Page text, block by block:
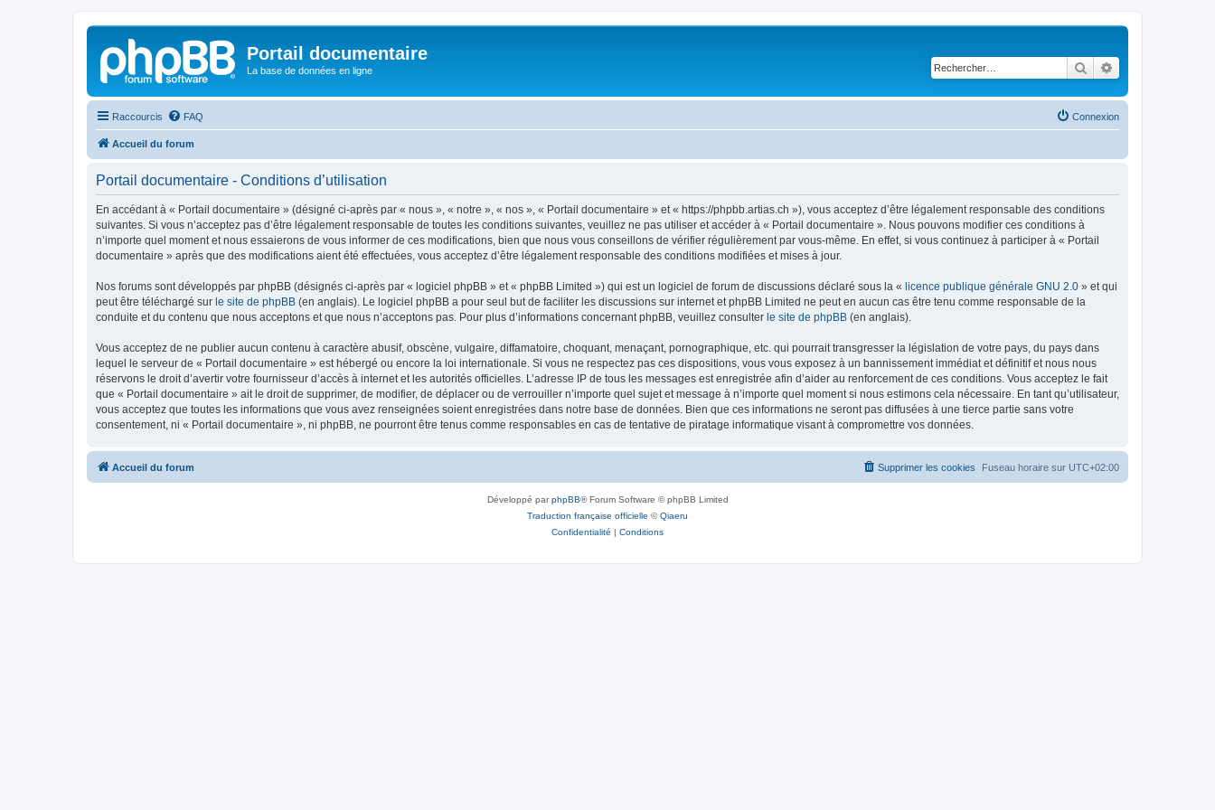
Portail documentaire
La base de données en ligne Rechercher
Raccourcis FAQ Connexion
Accueil du forum
Portail documentaire - Conditions d’utilisation
En accédant à « Portail documentaire » (désigné ci-après par « nous », « notre », « nos », « Portail documentaire » et « https://phpbb.artias.ch »), vous acceptez d’être légalement responsable des conditions
suivantes. Si vous n’acceptez pas d’être légalement responsable de toutes les conditions suivantes, veuillez ne pas utiliser et accéder à « Portail documentaire ». Nous pouvons modifier ces conditions à
n’importe quel moment et nous essaierons de vous informer de ces modifications, bien que nous vous conseillons de vérifier régulièrement par vous-même. En effet, si vous continuez à participer à « Portail
documentaire » après que des modifications aient été effectuées, vous acceptez d’être légalement responsable des conditions modifiées et mises à jour.
Nos forums sont développés par phpBB (désignés ci-après par « logiciel phpBB » et « phpBB Limited ») qui est un logiciel de forum de discussions déclaré sous la « licence publique générale GNU 2.0 » et qui
peut être téléchargé sur le site de phpBB (en anglais). Le logiciel phpBB a pour seul but de faciliter les discussions sur internet et phpBB Limited ne peut en aucun cas être tenu comme responsable de la
conduite et du contenu que nous acceptons et que nous n’acceptons pas. Pour plus d’informations concernant phpBB, veuillez consulter le site de phpBB (en anglais).
Vous acceptez de ne publier aucun contenu à caractère abusif, obscène, vulgaire, diffamatoire, choquant, menaçant, pornographique, etc. qui pourrait transgresser la législation de votre pays, du pays dans
lequel le serveur de « Portail documentaire » est hébergé ou encore la loi internationale. Si vous ne respectez pas ces dispositions, vous vous exposez à un bannissement immédiat et définitif et nous nous
réservons le droit d’avertir votre fournisseur d’accès à internet et les autorités officielles. L’adresse IP de tous les messages est enregistrée afin d’aider au renforcement de ces conditions. Vous acceptez le fait
que « Portail documentaire » ait le droit de supprimer, de modifier, de déplacer ou de verrouiller n’importe quel sujet et message à n’importe quel moment si nous estimons cela nécessaire. En tant qu’utilisateur,
vous acceptez que toutes les informations que vous avez renseignées soient enregistrées dans notre base de données. Bien que ces informations ne seront pas diffusées à une tierce partie sans votre
consentement, ni « Portail documentaire », ni phpBB, ne pourront être tenus comme responsables en cas de tentative de piratage informatique visant à compromettre vos données.
Accueil du forum Fuseau horaire sur UTC+02:00
Supprimer les cookies
Développé parphpBB® Forum Software © phpBB Limited
Traduction française officielle ©Qiaeru
Confidentialité | Conditions